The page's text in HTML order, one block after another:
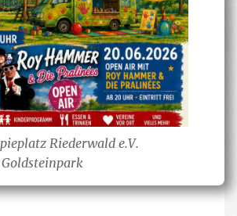
Riederwald e.V.